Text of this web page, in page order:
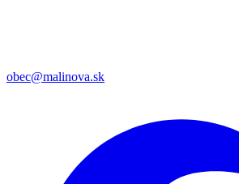
obec@malinova.sk